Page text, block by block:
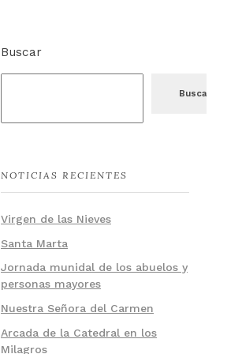
Buscar
Buscar
NOTICIAS RECIENTES
Virgen de las Nieves
Santa Marta
Jornada munidal de los abuelos y
personas mayores
Nuestra Señora del Carmen
Arcada de la Catedral en los
Milagros